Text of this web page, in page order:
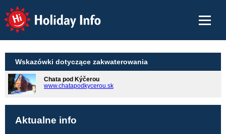
Holiday Info
Wskazówki dotyczące zakwaterowania
Chata pod Kýčerou
www.chatapodkycerou.sk
Aktualne info